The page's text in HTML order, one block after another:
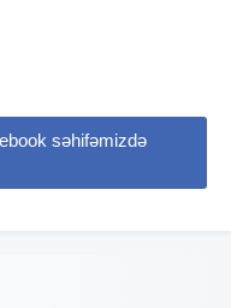
səhifəmizdə